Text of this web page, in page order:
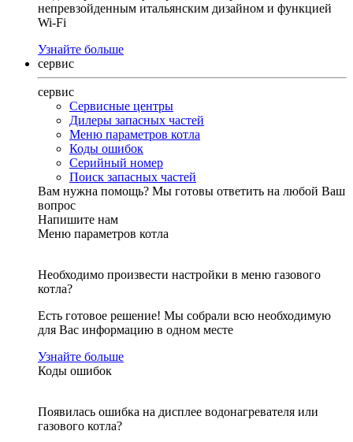
непревзойденным итальянским дизайном и функцией
Wi-Fi
Узнайте больше
сервис
сервис
Сервисные центры
Дилеры запасных частей
Меню параметров котла
Коды ошибок
Серийный номер
Поиск запасных частей
Вам нужна помощь? Мы готовы ответить на любой Ваш
вопрос
Напишите нам
Меню параметров котла
Необходимо произвести настройки в меню газового
котла?
Есть готовое решение! Мы собрали всю необходимую
для Вас информацию в одном месте
Узнайте больше
Коды ошибок
Появилась ошибка на дисплее водонагревателя или
газового котла?